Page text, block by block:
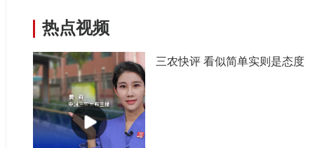
热点视频
三农快评 看似简单实则是态度